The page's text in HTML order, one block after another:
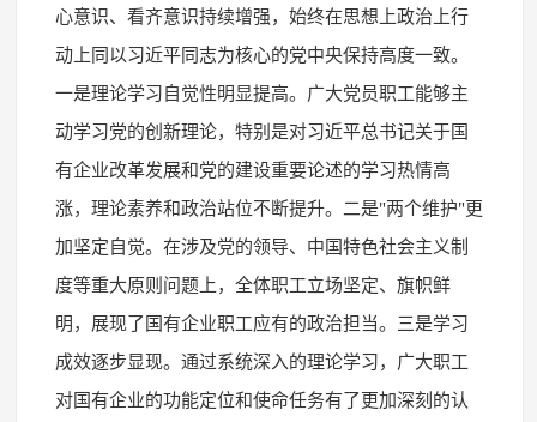
心意识、看齐意识持续增强，始终在思想上政治上行
动上同以习近平同志为核心的党中央保持高度一致。
一是理论学习自觉性明显提高。广大党员职工能够主
动学习党的创新理论，特别是对习近平总书记关于国
有企业改革发展和党的建设重要论述的学习热情高
涨，理论素养和政治站位不断提升。二是"两个维护"更
加坚定自觉。在涉及党的领导、中国特色社会主义制
度等重大原则问题上，全体职工立场坚定、旗帜鲜
明，展现了国有企业职工应有的政治担当。三是学习
成效逐步显现。通过系统深入的理论学习，广大职工
对国有企业的功能定位和使命任务有了更加深刻的认